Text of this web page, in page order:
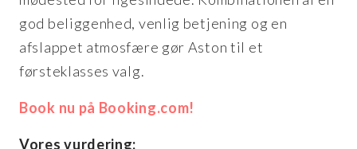
god beliggenhed, venlig betjening og en
afslappet atmosfære gør Aston til et
førsteklasses valg.
Book nu på Booking.com!
Vores vurdering: